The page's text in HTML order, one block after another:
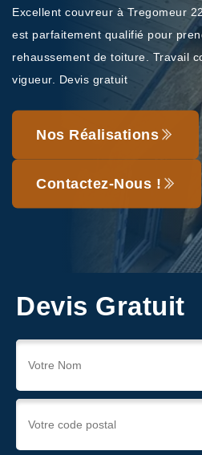
Excellent couvreur à Tregomeur
est parfaitement qualifié pour
rehaussement de toiture. Travail
vigueur. Devis gratuit
Nos Réalisations
Contactez-Nous !
Devis Gratuit